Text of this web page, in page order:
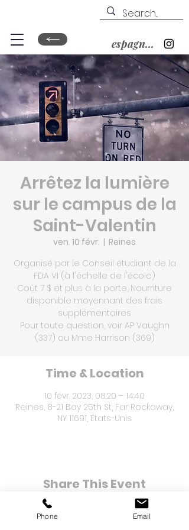
espagnol&nbsp;?
Arrêtez la lumière
sur le campus de la
Saint-Valentin
ven. 10 févr.
  |
Reines
Organisé par le Conseil étudiant de la
FDA VI (à l'échelle de l'école)
Coût 7 $ et plus à la porte, Nourriture
disponible moyennant des frais
supplémentaires
Pour toute question, voir AP Vaughn
Time & Location
10 févr. 2023, 08:20 – 14:40
Reines, 8-21 Bay 25th St, Far Rockaway,
NY 11691, États-Unis
Share This Event
Phone Email